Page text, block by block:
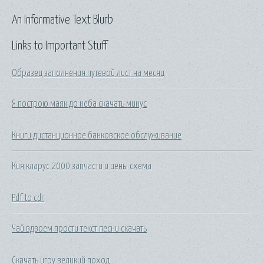
Links to Important Stuff
Образец заполнения путевой лист на месяц
Я построю маяк до неба скачать минус
Книги дистанционное банковское обслуживание
Кия кларус 2000 запчасти и цены схема
Pdf to cdr
Чай вдвоем прости текст песни скачать
Скачать игру великий поход
An Informative Text Blurb